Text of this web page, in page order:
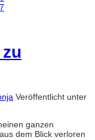
Veröffentlicht unter
ganzen
dem Blick verloren